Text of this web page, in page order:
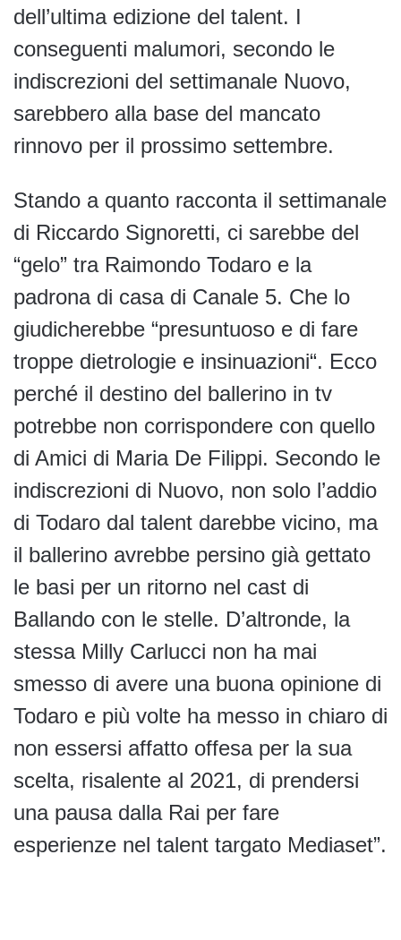
dell’ultima edizione del talent. I
conseguenti malumori, secondo le
indiscrezioni del settimanale Nuovo,
sarebbero alla base del mancato
rinnovo per il prossimo settembre.
Stando a quanto racconta il settimanale
di Riccardo Signoretti, ci sarebbe del
“gelo” tra Raimondo Todaro e la
padrona di casa di Canale 5. Che lo
giudicherebbe “presuntuoso e di fare
troppe dietrologie e insinuazioni“. Ecco
perché il destino del ballerino in tv
potrebbe non corrispondere con quello
di Amici di Maria De Filippi. Secondo le
indiscrezioni di Nuovo, non solo l’addio
di Todaro dal talent darebbe vicino, ma
il ballerino avrebbe persino già gettato
le basi per un ritorno nel cast di
Ballando con le stelle. D’altronde, la
stessa Milly Carlucci non ha mai
smesso di avere una buona opinione di
Todaro e più volte ha messo in chiaro di
non essersi affatto offesa per la sua
scelta, risalente al 2021, di prendersi
una pausa dalla Rai per fare
esperienze nel talent targato Mediaset”.